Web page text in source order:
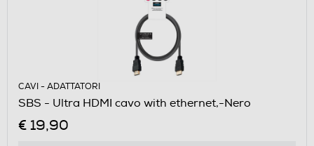
CAVI - ADATTATORI
SBS - Ultra HDMI cavo with ethernet,-Nero
€ 19,90